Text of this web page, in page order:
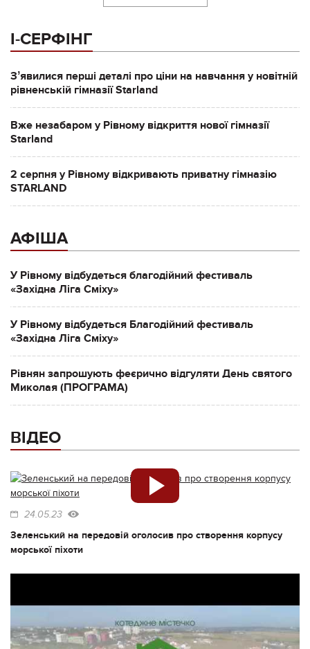
І-СЕРФІНГ
Зʼявилися перші деталі про ціни на навчання у новітній
рівненській гімназії Starland
Вже незабаром у Рівному відкриття нової гімназії
Starland
2 серпня у Рівному відкривають приватну гімназію
STARLAND
АФІША
У Рівному відбудеться благодійний фестиваль
«Західна Ліга Сміху»
У Рівному відбудеться Благодійний фестиваль
«Західна Ліга Сміху»
Рівнян запрошують феєрично відгуляти День святого
Миколая (ПРОГРАМА)
ВІДЕО
24.05.23
Зеленський на передовій оголосив про створення корпусу
морської піхоти